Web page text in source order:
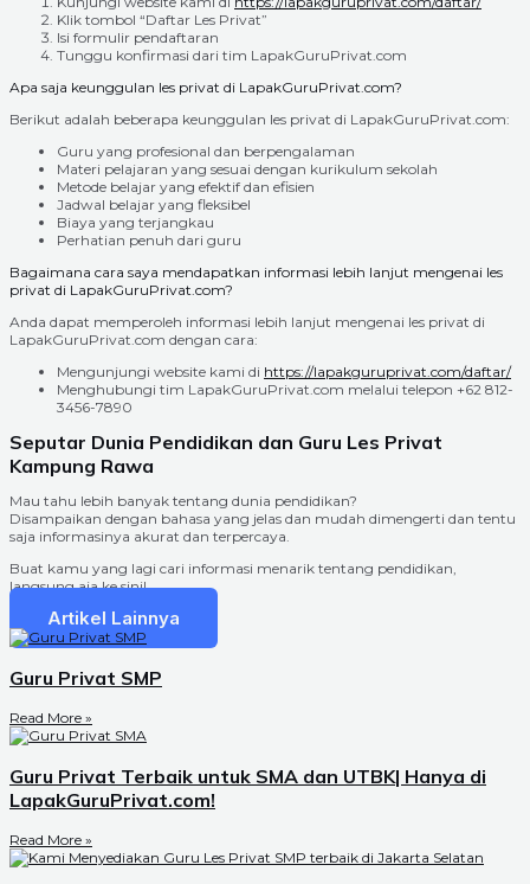
Klik tombol “Daftar Les Privat”
Isi formulir pendaftaran
Tunggu konfirmasi dari tim LapakGuruPrivat.com
Apa saja keunggulan les privat di LapakGuruPrivat.com?
Berikut adalah beberapa keunggulan les privat di LapakGuruPrivat.com:
Guru yang profesional dan berpengalaman
Materi pelajaran yang sesuai dengan kurikulum sekolah
Metode belajar yang efektif dan efisien
Jadwal belajar yang fleksibel
Biaya yang terjangkau
Perhatian penuh dari guru
Bagaimana cara saya mendapatkan informasi lebih lanjut mengenai les
privat di LapakGuruPrivat.com?
Anda dapat memperoleh informasi lebih lanjut mengenai les privat di
LapakGuruPrivat.com dengan cara:
Mengunjungi website kami di https://lapakguruprivat.com/daftar/
Menghubungi tim LapakGuruPrivat.com melalui telepon +62 812-
3456-7890
Seputar Dunia Pendidikan dan Guru Les Privat
Kampung Rawa
Mau tahu lebih banyak tentang dunia pendidikan?
Disampaikan dengan bahasa yang jelas dan mudah dimengerti dan tentu
saja informasinya akurat dan terpercaya.
Buat kamu yang lagi cari informasi menarik tentang pendidikan,
langsung aja ke sini!
Artikel Lainnya
Guru Privat SMP
Read More »
Guru Privat Terbaik untuk SMA dan UTBK| Hanya di
LapakGuruPrivat.com!
Read More »